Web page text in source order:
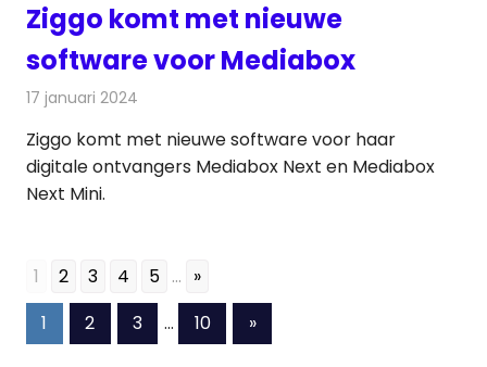
Ziggo komt met nieuwe
software voor Mediabox
17 januari 2024
Ziggo komt met nieuwe software voor haar
digitale ontvangers Mediabox Next en Mediabox
Next Mini.
1 2 3 4 5 ... »
Berichten
1 2 3 … 10
Volgende
berichten
»